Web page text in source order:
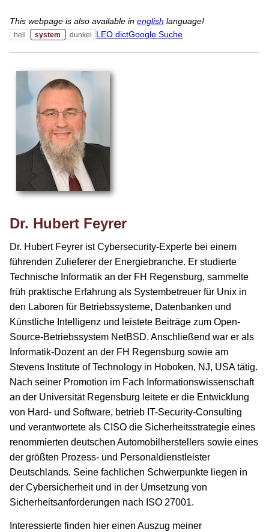
This webpage is also available in english language!
hell system dunkel LEO dictGoogle Suche
Dr. Hubert Feyrer
Dr. Hubert Feyrer ist Cybersecurity-Experte bei einem
führenden Zulieferer der Energiebranche. Er studierte
Technische Informatik an der FH Regensburg, sammelte
früh praktische Erfahrung als Systembetreuer für Unix in
den Laboren für Betriebssysteme, Datenbanken und
Künstliche Intelligenz und leistete Beiträge zum Open-
Source-Betriebssystem NetBSD. Anschließend war er als
Informatik-Dozent an der FH Regensburg sowie am
Stevens Institute of Technology in Hoboken, NJ, USA tätig.
Nach seiner Promotion im Fach Informationswissenschaft
an der Universität Regensburg leitete er die Entwicklung
von Hard- und Software, betrieb IT-Security-Consulting
und verantwortete als CISO die Sicherheitsstrategie eines
renommierten deutschen Automobilherstellers sowie eines
der größten Prozess- und Personaldienstleister
Deutschlands. Seine fachlichen Schwerpunkte liegen in
der Cybersicherheit und in der Umsetzung von
Sicherheitsanforderungen nach ISO 27001.
Interessierte finden hier einen Auszug meiner